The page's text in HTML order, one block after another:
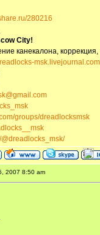
280216
Сity!
канекалона,
groups/dreadlocksmsk
@dreadlocks_msk/
2007 8:50 am